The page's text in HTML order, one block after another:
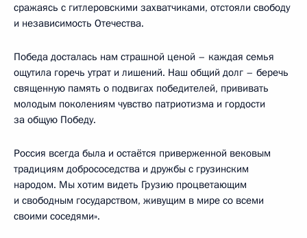
сражаясь с гитлеровскими захватчиками, отстояли свободу
и независимость Отечества.
Победа досталась нам страшной ценой – каждая семья
ощутила горечь утрат и лишений. Наш общий долг – беречь
священную память о подвигах победителей, прививать
молодым поколениям чувство патриотизма и гордости
за общую Победу.
Россия всегда была и остаётся приверженной вековым
традициям добрососедства и дружбы с грузинским
народом. Мы хотим видеть Грузию процветающим
и свободным государством, живущим в мире со всеми
своими соседями».